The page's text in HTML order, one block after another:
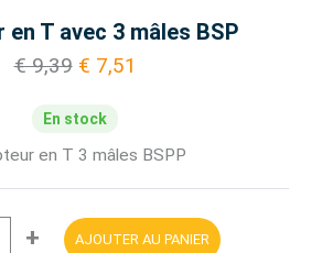
en T avec 3 mâles BSP
€ 9,39 € 7,51
En stock
en T 3 mâles BSPP
+ AJOUTER AU PANIER